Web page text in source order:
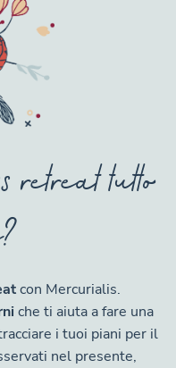
retreat tutto
con Mercurialis.
che ti aiuta a fare una
i tuoi piani per il
nel presente,